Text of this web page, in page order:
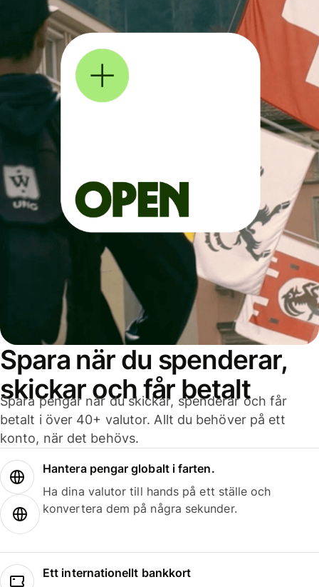
Spara när du spenderar,
skickar och får betalt
Spara pengar när du skickar, spenderar och får
betalt i över 40+ valutor. Allt du behöver på ett
konto, när det behövs.
Hantera pengar globalt i farten.
Ha dina valutor till hands på ett ställe och
konvertera dem på några sekunder.
Ett internationellt bankkort